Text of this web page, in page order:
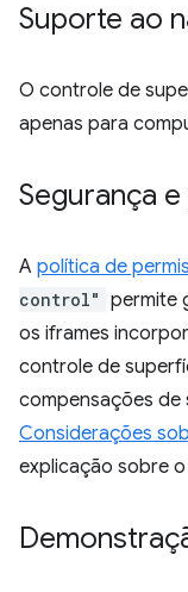
Suporte ao
O controle de
apenas para
Segurança
A política de
control" permite
os iframes
controle de
compensações de
Considerações
explicação sobre